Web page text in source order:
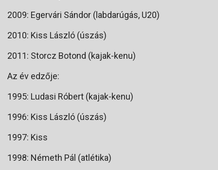
2009: Egervári Sándor (labdarúgás, U20)
2010: Kiss László (úszás)
2011: Storcz Botond (kajak-kenu)
Az év edzője:
1995: Ludasi Róbert (kajak-kenu)
1996: Kiss László (úszás)
1997: Kiss
1998: Németh Pál (atlétika)